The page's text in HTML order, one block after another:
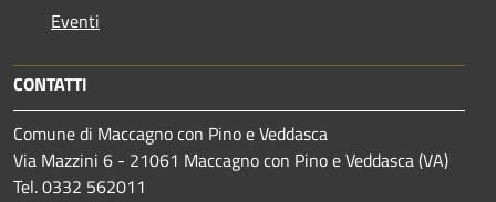
Eventi
CONTATTI
Comune di Maccagno con Pino e Veddasca
Via Mazzini 6 - 21061 Maccagno con Pino e Veddasca (VA)
Tel. 0332 562011